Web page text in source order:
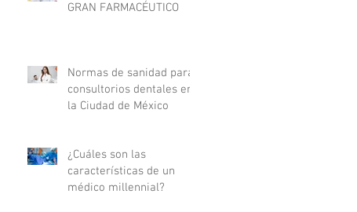
GRAN FARMACÉUTICO
Normas de sanidad para
consultorios dentales en
la Ciudad de México
¿Cuáles son las
características de un
médico millennial?